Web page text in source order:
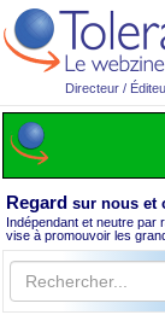
Directeur /
Regard sur nous et
Indépendant et neutre par
vise à promouvoir les